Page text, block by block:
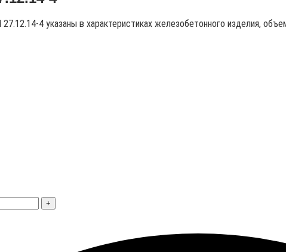
4 указаны в характеристиках железобетонного изделия,
+